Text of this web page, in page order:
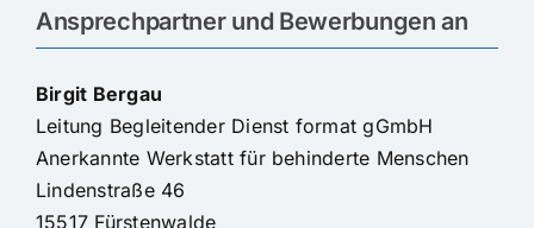
Ansprechpartner und Bewerbungen an
Birgit Bergau
Leitung Begleitender Dienst format gGmbH
Anerkannte Werkstatt für behinderte Menschen
Lindenstraße 46
15517 Fürstenwalde